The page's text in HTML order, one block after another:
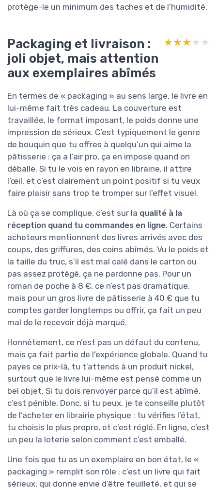
protège-le un minimum des taches et de l’humidité.
Packaging et livraison :
joli objet, mais attention
aux exemplaires abîmés
★★★★★
★★★★★
En termes de « packaging » au sens large, le livre en
lui-même fait très cadeau. La couverture est
travaillée, le format imposant, le poids donne une
impression de sérieux. C’est typiquement le genre
de bouquin que tu offres à quelqu’un qui aime la
pâtisserie : ça a l’air pro, ça en impose quand on
déballe. Si tu le vois en rayon en librairie, il attire
l’œil, et c’est clairement un point positif si tu veux
faire plaisir sans trop te tromper sur l’effet visuel.
Là où ça se complique, c’est sur la qualité à la
réception quand tu commandes en ligne. Certains
acheteurs mentionnent des livres arrivés avec des
coups, des griffures, des coins abîmés. Vu le poids et
la taille du truc, s’il est mal calé dans le carton ou
pas assez protégé, ça ne pardonne pas. Pour un
roman de poche à 8 €, ce n’est pas dramatique,
mais pour un gros livre de pâtisserie à 40 € que tu
comptes garder longtemps ou offrir, ça fait un peu
mal de le recevoir déjà marqué.
Honnêtement, ce n’est pas un défaut du contenu,
mais ça fait partie de l’expérience globale. Quand tu
payes ce prix-là, tu t’attends à un produit nickel,
surtout que le livre lui-même est pensé comme un
bel objet. Si tu dois renvoyer parce qu’il est abîmé,
c’est pénible. Donc, si tu peux, je te conseille plutôt
de l’acheter en librairie physique : tu vérifies l’état,
tu choisis le plus propre, et c’est réglé. En ligne, c’est
un peu la loterie selon comment c’est emballé.
Une fois que tu as un exemplaire en bon état, le «
packaging » remplit son rôle : c’est un livre qui fait
sérieux, qui donne envie d’être feuilleté, et qui se